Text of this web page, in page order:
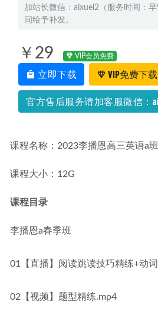
加站长微信：aixuel2（服务时间：
间给予补发。
￥29 VIP会员免费
立即下载 VIP免费下载
官方售后服务请加客服微信：
课程名称：2023李播恩高三英语a
课程大小：12G
课程目录
李播恩a春季班
01【直播】阅读跳读技巧精练+动
02【视频】题型精练.mp4
个人魅力提升训练课程李中莹《
9.40G网课资源百度网盘下载
载 2021-08-24
心灵养生音乐合集100首MP3车载音
度网盘资源打包下载 2022-06-21